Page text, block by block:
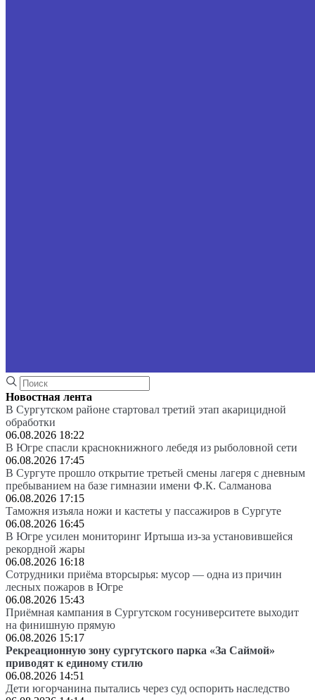
Новостная лента
В Сургутском районе стартовал третий этап акарицидной
обработки
06.08.2026 18:22
В Югре спасли краснокнижного лебедя из рыболовной сети
06.08.2026 17:45
В Сургуте прошло открытие третьей смены лагеря с дневным
пребыванием на базе гимназии имени Ф.К. Салманова
06.08.2026 17:15
Таможня изъяла ножи и кастеты у пассажиров в Сургуте
06.08.2026 16:45
В Югре усилен мониторинг Иртыша из-за установившейся
рекордной жары
06.08.2026 16:18
Сотрудники приёма вторсырья: мусор — одна из причин
лесных пожаров в Югре
06.08.2026 15:43
Приёмная кампания в Сургутском госуниверситете выходит
на финишную прямую
06.08.2026 15:17
Рекреационную зону сургутского парка «За Саймой»
приводят к единому стилю
06.08.2026 14:51
Дети югорчанина пытались через суд оспорить наследство